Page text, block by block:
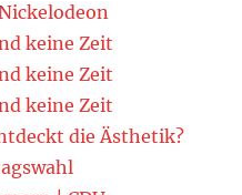
keine Zeit
keine Zeit
keine Zeit
die Ästhetik?